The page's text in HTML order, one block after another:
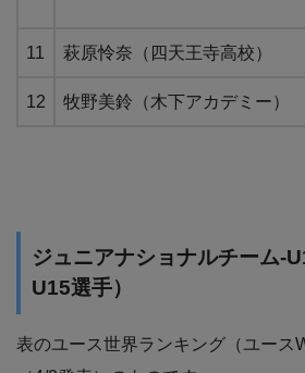
11 萩原怜奈（四天王寺高校）
12 牧野美鈴（木下アカデミー）
ジュニアナショナルチーム-
U15選手）
表のユース世界ランキング（ユース